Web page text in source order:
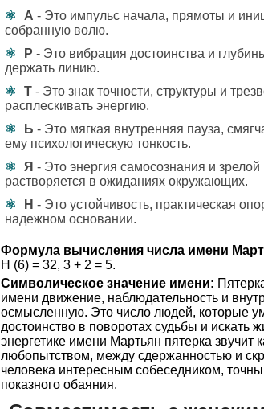
А - Это импульс начала, прямоты и
собранную волю.
Р - Это вибрация достоинства и
держать линию.
Т - Это знак точности, структуры и
расплескивать энергию.
Ь - Это мягкая внутренняя пауза,
ему психологическую тонкость.
Я - Это энергия самосознания и
растворяется в ожиданиях окружающих.
Н - Это устойчивость, практическая
надежном основании.
Формула вычисления числа имени
Н (6) = 32, 3 + 2 = 5.
Символическое значение имени:
имени движение, наблюдательность и
осмысленную. Это число людей, которые
достоинство в поворотах судьбы и искать
энергетике имени Мартьян пятерка звучит
любопытством, между сдержанностью и
человека интересным собеседником,
показного обаяния.